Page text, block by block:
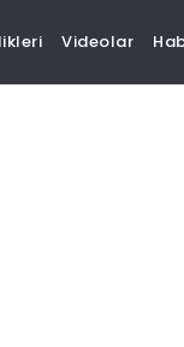
Videolar